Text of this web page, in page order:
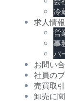
冷
求人情報
営
事
パ
お問い
社員の
売買取
卸売に